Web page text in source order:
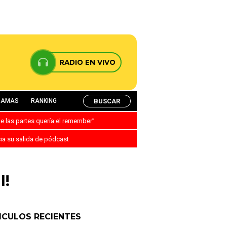
RADIO EN VIVO
RANKING BUSCAR
las partes quería el remember”
su salida de pódcast
RECIENTES